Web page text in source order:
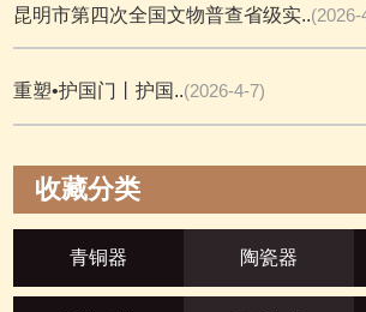
昆明市第四次全国文物普查省级实..(2026-
重塑•护国门丨护国..(2026-4-7)
收藏分类
青铜器 陶瓷器